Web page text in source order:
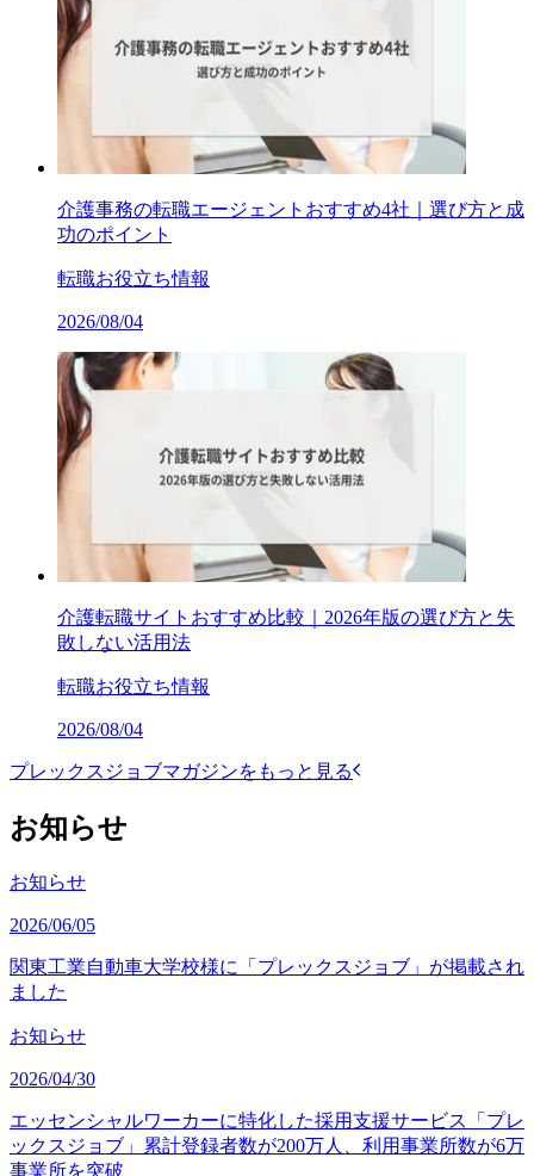
介護事務の転職エージェントおすすめ4社｜選び方と成
功のポイント
転職お役立ち情報
2026/08/04
介護転職サイトおすすめ比較｜2026年版の選び方と失
敗しない活用法
転職お役立ち情報
2026/08/04
プレックスジョブマガジンをもっと見る
お知らせ
お知らせ
2026/06/05
関東工業自動車大学校様に「プレックスジョブ」が掲載され
ました
お知らせ
2026/04/30
エッセンシャルワーカーに特化した採用支援サービス「プレ
ックスジョブ」累計登録者数が200万人、利用事業所数が6万
事業所を突破